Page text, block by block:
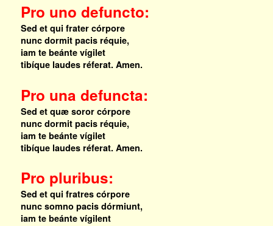
Pro uno defuncto:
Sed et qui frater córpore
nunc dormit pacis réquie,
iam te beánte vígilet
tibíque laudes réferat. Amen.
Pro una defuncta:
Sed et quæ soror córpore
nunc dormit pacis réquie,
iam te beánte vígilet
tibíque laudes réferat. Amen.
Pro pluribus:
Sed et qui fratres córpore
nunc somno pacis dórmiunt,
iam te beánte vígilent